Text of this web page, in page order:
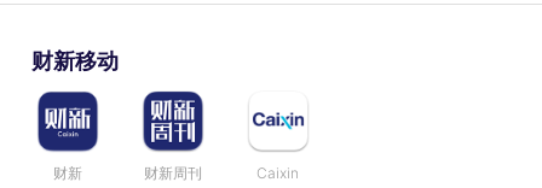
财新移动
财新 财新周刊 Caixin